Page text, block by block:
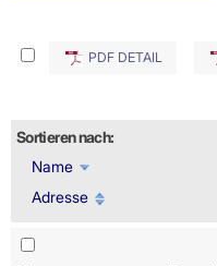
PDF DETAIL
Sortieren nach:
Name
Adresse